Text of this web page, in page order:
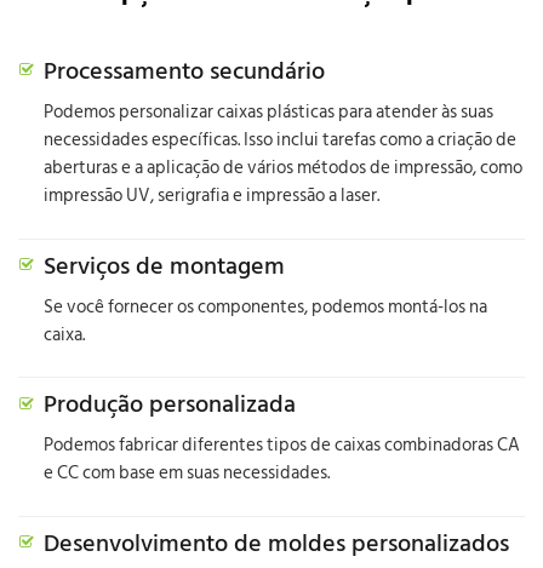
Processamento secundário
Podemos personalizar caixas plásticas para atender às suas
necessidades específicas. Isso inclui tarefas como a criação de
aberturas e a aplicação de vários métodos de impressão, como
impressão UV, serigrafia e impressão a laser.
Serviços de montagem
Se você fornecer os componentes, podemos montá-los na
caixa.
Produção personalizada
Podemos fabricar diferentes tipos de caixas combinadoras CA
e CC com base em suas necessidades.
Desenvolvimento de moldes personalizados